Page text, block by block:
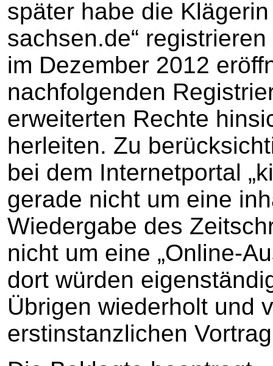
später habe die
sachsen.de“
im Dezember 2012
nachfolgenden
erweiterten Rechte
herleiten. Zu
bei dem Internetportal
gerade nicht um eine
Wiedergabe des
nicht um eine „Online-
dort würden
Übrigen wiederholt und
erstinstanzlichen